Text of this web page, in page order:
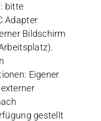
bitte
Adapter
Bildschirm
Eigener
gestellt